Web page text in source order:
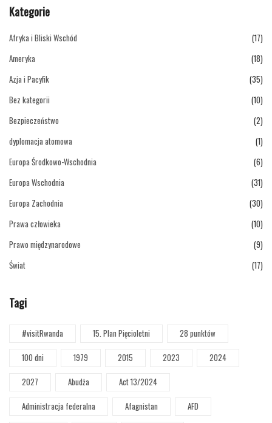
Kategorie
Afryka i Bliski Wschód
(17)
Ameryka
(18)
Azja i Pacyfik
(35)
Bez kategorii
(10)
Bezpieczeństwo
(2)
dyplomacja atomowa
(1)
Europa Środkowo-Wschodnia
(6)
Europa Wschodnia
(31)
Europa Zachodnia
(30)
Prawa człowieka
(10)
Prawo międzynarodowe
(9)
Świat
(17)
Tagi
#visitRwanda 15. Plan Pięcioletni
28 punktów
100 dni
1979 2015 2023
2024
2027
Abudża
Act 13/2024
Administracja federalna
Afagnistan
AFD